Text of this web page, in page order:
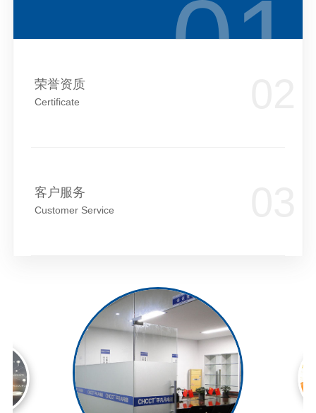
荣誉资质
Certificate
客户服务
Customer Service